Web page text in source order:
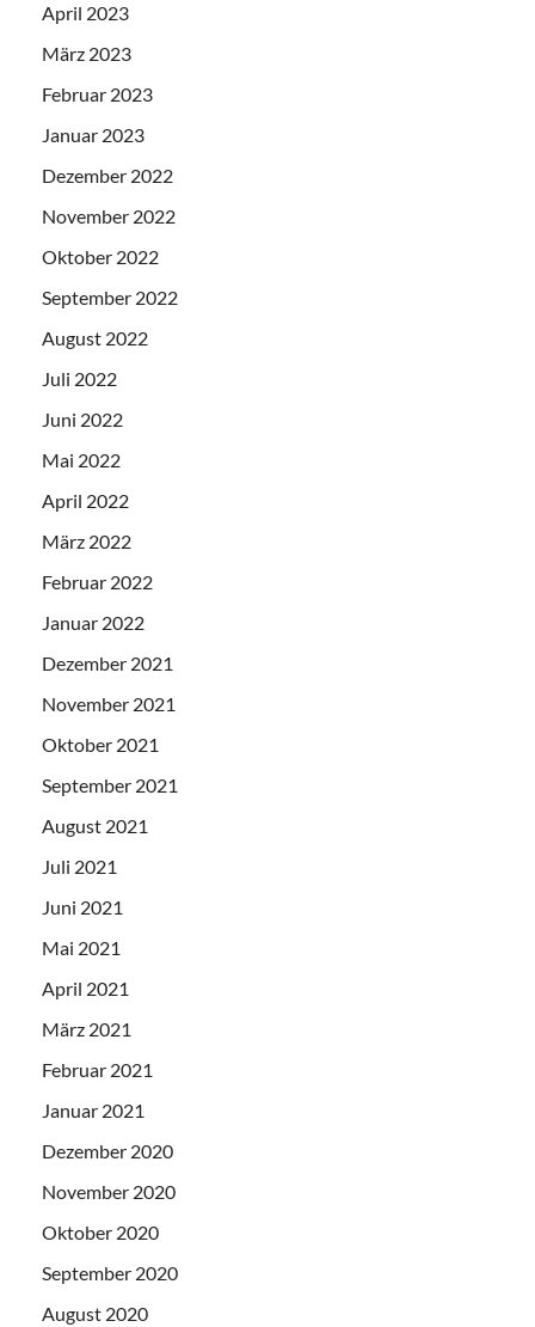
April 2023
März 2023
Februar 2023
Januar 2023
Dezember 2022
November 2022
Oktober 2022
September 2022
August 2022
Juli 2022
Juni 2022
Mai 2022
April 2022
März 2022
Februar 2022
Januar 2022
Dezember 2021
November 2021
Oktober 2021
September 2021
August 2021
Juli 2021
Juni 2021
Mai 2021
April 2021
März 2021
Februar 2021
Januar 2021
Dezember 2020
November 2020
Oktober 2020
September 2020
August 2020